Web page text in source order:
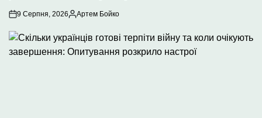
9 Серпня, 2026
Опубліковано
Артем Бойко